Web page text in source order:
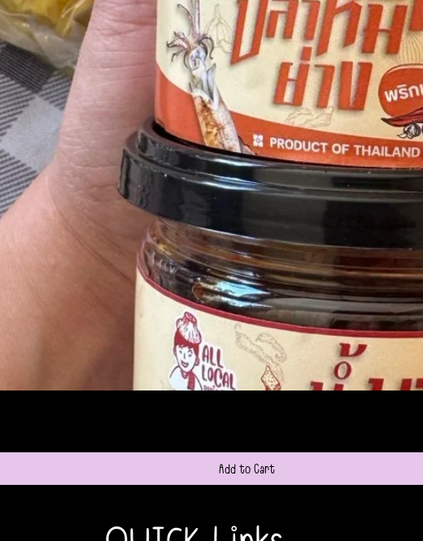
Add to Cart